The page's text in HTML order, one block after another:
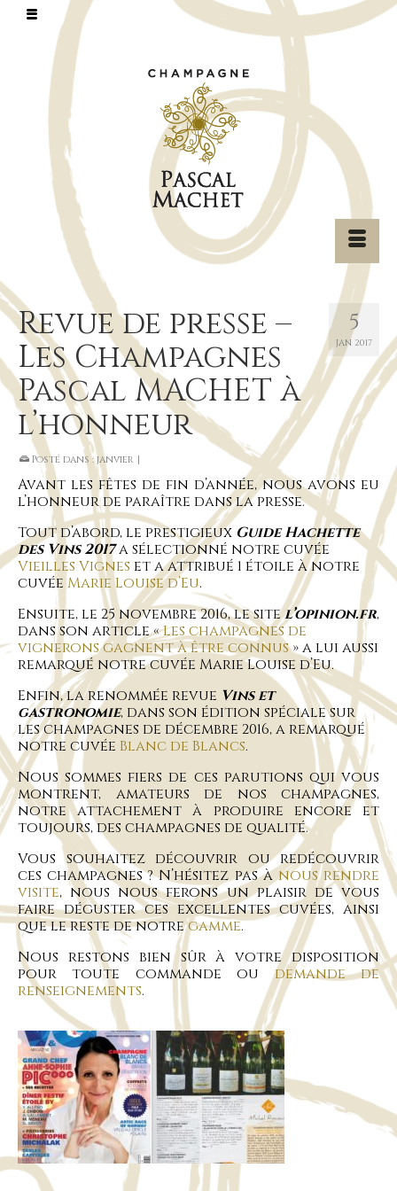
5
JAN 2017
Revue de presse –
Les Champagnes
Pascal MACHET à
l’honneur
Posté dans :janvier |
Avant les fêtes de fin d’année, nous avons eu
l’honneur de paraître dans la presse.
Tout d’abord, le prestigieux Guide Hachette
des Vins 2017a sélectionné notre cuvée
Vieilles Vignes et a attribué 1 étoile à notre
cuvée Marie Louise d’Eu.
Ensuite, le 25 novembre 2016, le sitel’opinion.fr,
dans son article «Les champagnes de
vignerons gagnent à être connus» a lui aussi
remarqué notre cuvée Marie Louise d’Eu.
Enfin, la renommée revue Vins et
gastronomie, dans son édition spéciale sur
les champagnes de décembre 2016, a remarqué
notre cuvée Blanc de Blancs.
Nous sommes fiers de ces parutions qui vous
montrent, amateurs de nos champagnes,
notre attachement à produire encore et
toujours, des champagnes de qualité.
Vous souhaitez découvrir ou redécouvrir
ces champagnes ? N’hésitez pas ànous rendre
visite, nous nous ferons un plaisir de vous
faire déguster ces excellentes cuvées, ainsi
que le reste de notregamme.
Nous restons bien sûr à votre disposition
pour toute commande oudemande de
renseignements.